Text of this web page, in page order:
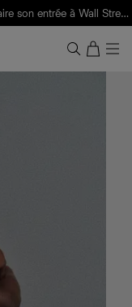
son entrée à Wall Street.